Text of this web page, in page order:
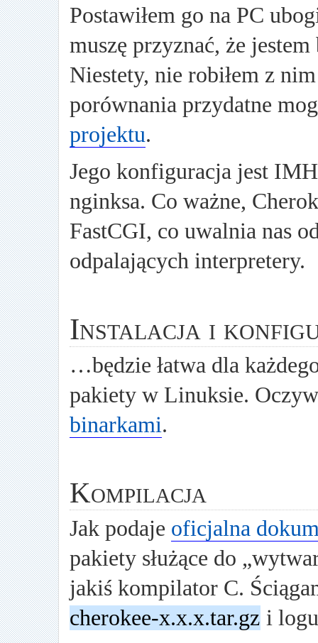
Postawiłem go na PC
muszę przyznać, że
Niestety, nie robiłem z
porównania przydatne
projektu.
Jego konfiguracja jest
nginksa. Co ważne,
FastCGI, co uwalnia nas
odpalających interpretery.
Instalacja i
…będzie łatwa dla
pakiety w Linuksie.
binarkami.
Kompilacja
Jak podaje oficjalna
pakiety służące do
jakiś kompilator C.
cherokee-x.x.x.tar.gz i